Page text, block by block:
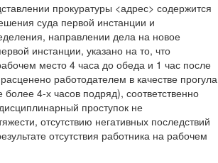
прокуратуры <адрес> содержится
суда первой инстанции и
направлении дела на новое
инстанции, указано на то, что
место 4 часа до обеда и 1 час после
работодателем в качестве прогула
более 4-х часов подряд), соответственно
проступок не
отсутствию негативных последствий
отсутствия работника на рабочем